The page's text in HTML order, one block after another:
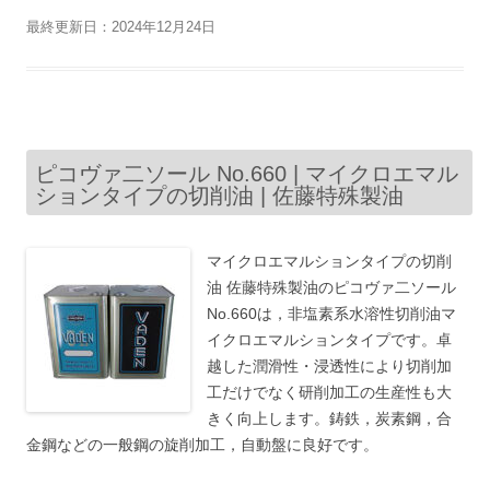
最終更新日：2024年12月24日
ピコヴァ二ソール No.660 | マイクロエマル
ションタイプの切削油 | 佐藤特殊製油
マイクロエマルションタイプの切削
油 佐藤特殊製油のピコヴァ二ソール
No.660は，非塩素系水溶性切削油マ
イクロエマルションタイプです。卓
越した潤滑性・浸透性により切削加
工だけでなく研削加工の生産性も大
きく向上します。鋳鉄，炭素鋼，合
金鋼などの一般鋼の旋削加工，自動盤に良好です。